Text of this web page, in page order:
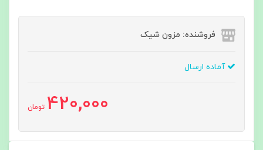
فروشنده: مزون شیک
آماده ارسال
420,000 تومان